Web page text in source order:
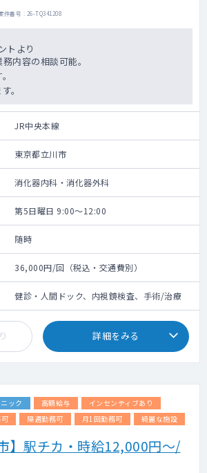
番号 : 26-TQ341208
トより
内容の相談可能。
。
JR中央本線
東京都立川市
消化器内科・消化器外科
第5日曜日 9:00～12:00
随時
36,000円/回（税込・交通費別）
健診・人間ドック、内視鏡検査、手術/治療
詳細をみる
ック 高額給与
インセンティブあり
隔週勤務可 月1回勤務可 綺麗な施設
】駅チカ・時給12,000円～/